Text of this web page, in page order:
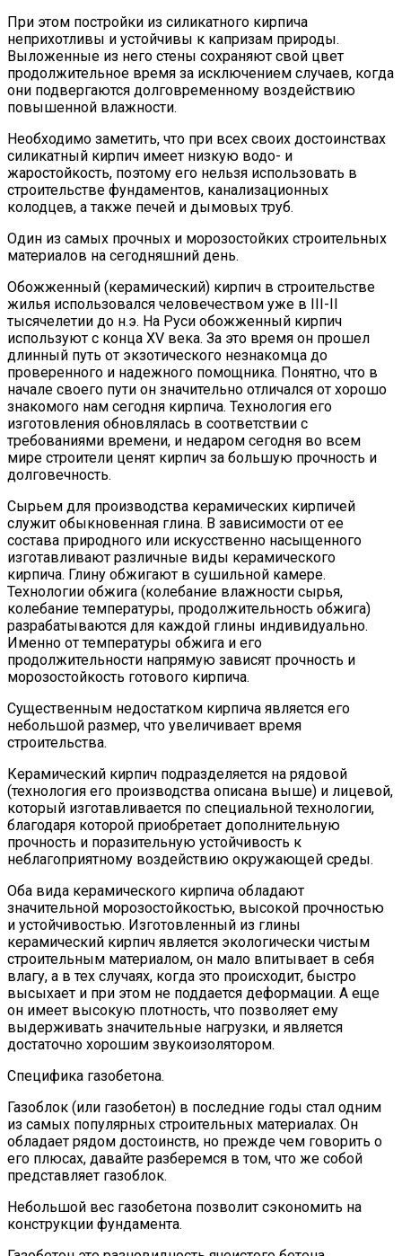
При этом постройки из силикатного кирпича
неприхотливы и устойчивы к капризам природы.
Выложенные из него стены сохраняют свой цвет
продолжительное время за исключением случаев, когда
они подвергаются долговременному воздействию
повышенной влажности.
Необходимо заметить, что при всех своих достоинствах
силикатный кирпич имеет низкую водо- и
жаростойкость, поэтому его нельзя использовать в
строительстве фундаментов, канализационных
колодцев, а также печей и дымовых труб.
Один из самых прочных и морозостойких строительных
материалов на сегодняшний день.
Обожженный (керамический) кирпич в строительстве
жилья использовался человечеством уже в ІІІ-ІІ
тысячелетии до н.э. На Руси обожженный кирпич
используют с конца ХV века. За это время он прошел
длинный путь от экзотического незнакомца до
проверенного и надежного помощника. Понятно, что в
начале своего пути он значительно отличался от хорошо
знакомого нам сегодня кирпича. Технология его
изготовления обновлялась в соответствии с
требованиями времени, и недаром сегодня во всем
мире строители ценят кирпич за большую прочность и
долговечность.
Сырьем для производства керамических кирпичей
служит обыкновенная глина. В зависимости от ее
состава природного или искусственно насыщенного
изготавливают различные виды керамического
кирпича. Глину обжигают в сушильной камере.
Технологии обжига (колебание влажности сырья,
колебание температуры, продолжительность обжига)
разрабатываются для каждой глины индивидуально.
Именно от температуры обжига и его
продолжительности напрямую зависят прочность и
морозостойкость готового кирпича.
Существенным недостатком кирпича является его
небольшой размер, что увеличивает время
строительства.
Керамический кирпич подразделяется на рядовой
(технология его производства описана выше) и лицевой,
который изготавливается по специальной технологии,
благодаря которой приобретает дополнительную
прочность и поразительную устойчивость к
неблагоприятному воздействию окружающей среды.
Оба вида керамического кирпича обладают
значительной морозостойкостью, высокой прочностью
и устойчивостью. Изготовленный из глины
керамический кирпич является экологически чистым
строительным материалом, он мало впитывает в себя
влагу, а в тех случаях, когда это происходит, быстро
высыхает и при этом не поддается деформации. А еще
он имеет высокую плотность, что позволяет ему
выдерживать значительные нагрузки, и является
достаточно хорошим звукоизолятором.
Специфика газобетона.
Газоблок (или газобетон) в последние годы стал одним
из самых популярных строительных материалах. Он
обладает рядом достоинств, но прежде чем говорить о
его плюсах, давайте разберемся в том, что же собой
представляет газоблок.
Небольшой вес газобетона позволит сэкономить на
конструкции фундамента.